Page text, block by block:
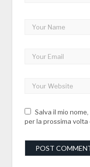
Salva il mio
per la prossima volta